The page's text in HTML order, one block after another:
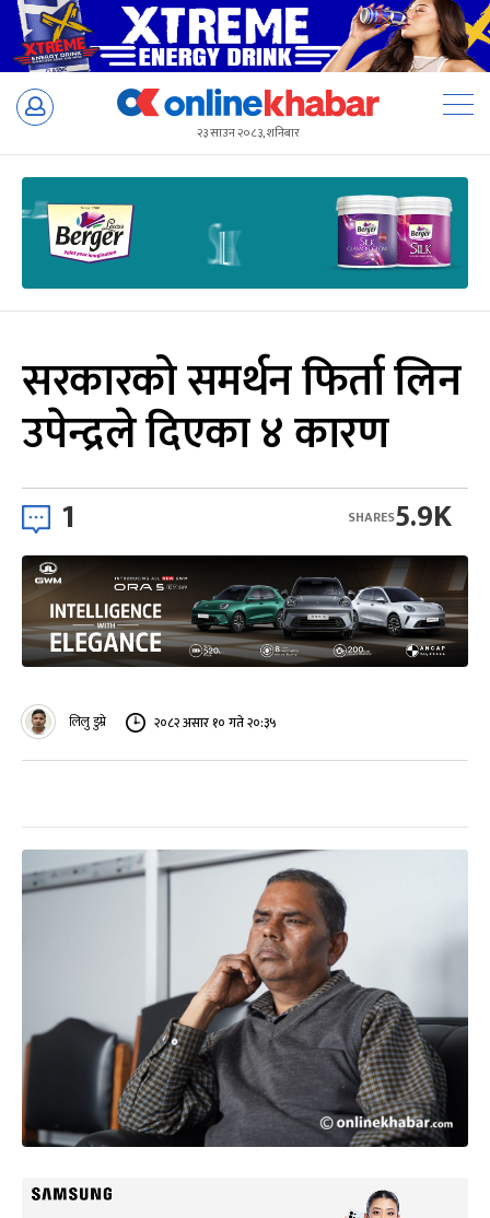
Skip
२३ साउन २०८३, शनिबार
सरकारको समर्थन फिर्ता लिन
उपेन्द्रले दिएका ४ कारण
1 5.9K
SHARES
लिलु डुम्रे २०८२ असार १० गते २०:३५